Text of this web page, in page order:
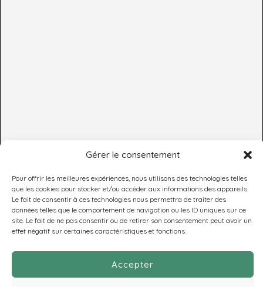
Gérer le consentement
Pour offrir les meilleures expériences, nous utilisons des technologies telles
que les cookies pour stocker et/ou accéder aux informations des appareils.
Le fait de consentir à ces technologies nous permettra de traiter des
données telles que le comportement de navigation ou les ID uniques sur ce
site. Le fait de ne pas consentir ou de retirer son consentement peut avoir un
effet négatif sur certaines caractéristiques et fonctions.
Accepter
RETROUVEZ-NOUS
LES RÉSEAUX